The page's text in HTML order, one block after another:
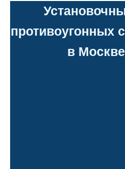
противоугонных
в